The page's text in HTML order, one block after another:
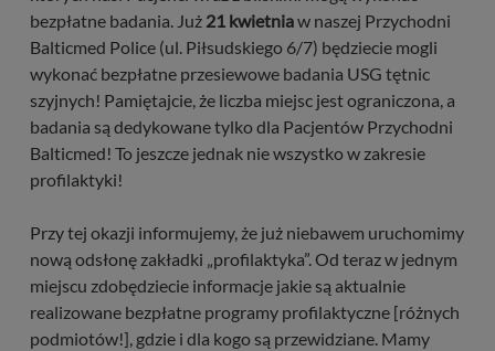
bezpłatne badania. Już 21 kwietniaw naszej Przychodni
Balticmed Police (ul. Piłsudskiego 6/7) będziecie mogli
wykonać bezpłatne przesiewowe badania USG tętnic
szyjnych! Pamiętajcie, że liczba miejsc jest ograniczona, a
badania są dedykowane tylko dla Pacjentów Przychodni
Balticmed! To jeszcze jednak nie wszystko w zakresie
profilaktyki!
Przy tej okazji informujemy, że już niebawem uruchomimy
nową odsłonę zakładki „profilaktyka”. Od teraz w jednym
miejscu zdobędziecie informacje jakie są aktualnie
realizowane bezpłatne programy profilaktyczne [różnych
podmiotów!], gdzie i dla kogo są przewidziane. Mamy